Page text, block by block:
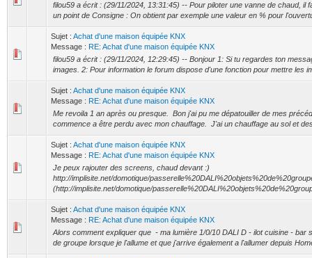
filou59 a écrit : (29/11/2024, 13:31:45) -- Pour piloter une vanne de chaud, il
un point de Consigne : On obtient par exemple une valeur en % pour
Sujet : Achat d'une maison équipée KNX
Message : RE: Achat d'une maison équipée KNX
filou59 a écrit : (29/11/2024, 12:29:45) -- Bonjour 1: Si tu regardes ton
images. 2: Pour information le forum dispose d'une fonction pour mettre les
Sujet : Achat d'une maison équipée KNX
Message : RE: Achat d'une maison équipée KNX
Me revoila 1 an après ou presque. Bon j'ai pu me dépatouiller de mes
commence a être perdu avec mon chauffage. J'ai un chauffage au sol et
Sujet : Achat d'une maison équipée KNX
Message : RE: Achat d'une maison équipée KNX
Je peux rajouter des screens, chaud devant :)
http://implisite.net/domotique/
(http://implisite.net/domotique/
Sujet : Achat d'une maison équipée KNX
Message : RE: Achat d'une maison équipée KNX
Alors comment expliquer que - ma lumière 1/0/10 DALI D - ilot cuisine - bar
de groupe lorsque je l'allume et que j'arrive également a l'allumer depuis